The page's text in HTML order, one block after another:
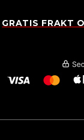
GRATIS FRAKT